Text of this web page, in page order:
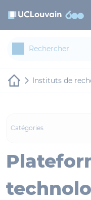
Instituts de
Catégories